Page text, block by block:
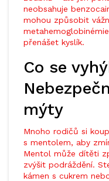
neobsahuje
mohou způsobit
přenášet kyslík.
Co se
mýty
Mnoho rodičů si
s mentolem, aby
Mentol může dítěti
zvýšit podráždění.
kámen s cukrem